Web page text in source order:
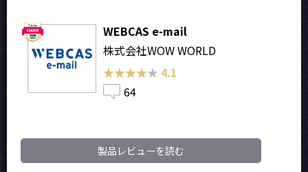
WEBCAS e-mail
株式会社WOW WORLD
★★★★★
★★★★★ 4.1
64
製品レビューを読む